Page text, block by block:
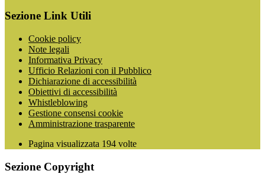
Sezione Link Utili
Cookie policy
Note legali
Informativa Privacy
Ufficio Relazioni con il Pubblico
Dichiarazione di accessibilità
Obiettivi di accessibilità
Whistleblowing
Gestione consensi cookie
Amministrazione trasparente
Pagina visualizzata 194 volte
Sezione Copyright